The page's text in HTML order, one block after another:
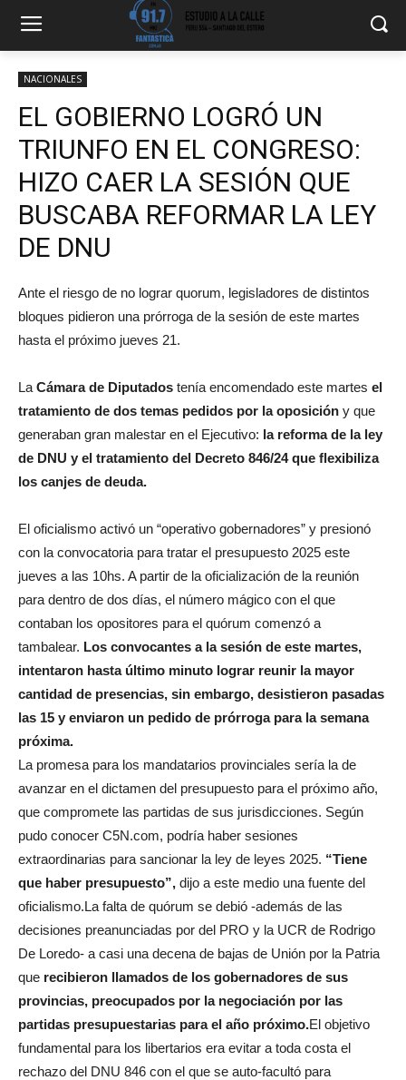
NACIONALES
EL GOBIERNO LOGRÓ UN
TRIUNFO EN EL CONGRESO:
HIZO CAER LA SESIÓN QUE
BUSCABA REFORMAR LA LEY
DE DNU
Ante el riesgo de no lograr quorum, legisladores de distintos
bloques pidieron una prórroga de la sesión de este martes
hasta el próximo jueves 21.
La Cámara de Diputados tenía encomendado este martes el
tratamiento de dos temas pedidos por la oposición y que
generaban gran malestar en el Ejecutivo: la reforma de la ley
de DNU y el tratamiento del Decreto 846/24 que flexibiliza
los canjes de deuda.
El oficialismo activó un “operativo gobernadores” y presionó
con la convocatoria para tratar el presupuesto 2025 este
jueves a las 10hs. A partir de la oficialización de la reunión
para dentro de dos días, el número mágico con el que
contaban los opositores para el quórum comenzó a
tambalear. Los convocantes a la sesión de este martes,
intentaron hasta último minuto lograr reunir la mayor
cantidad de presencias, sin embargo, desistieron pasadas
las 15 y enviaron un pedido de prórroga para la semana
próxima.
La promesa para los mandatarios provinciales sería la de
avanzar en el dictamen del presupuesto para el próximo año,
que compromete las partidas de sus jurisdicciones. Según
pudo conocer C5N.com, podría haber sesiones
extraordinarias para sancionar la ley de leyes 2025. “Tiene
que haber presupuesto”, dijo a este medio una fuente del
oficialismo.La falta de quórum se debió -además de las
decisiones preanunciadas por del PRO y la UCR de Rodrigo
De Loredo- a casi una decena de bajas de Unión por la Patria
que recibieron llamados de los gobernadores de sus
provincias, preocupados por la negociación por las
partidas presupuestarias para el año próximo.El objetivo
fundamental para los libertarios era evitar a toda costa el
rechazo del DNU 846 con el que se auto-facultó para